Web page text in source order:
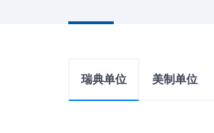
瑞典单位 美制单位